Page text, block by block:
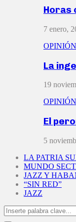
Horas
7 enero,
OPINIÓN
La
19
OPINIÓN
El
5
LA PATRIA
MUNDO
JAZZ Y
“SIN RED”
JAZZ
Search
for: